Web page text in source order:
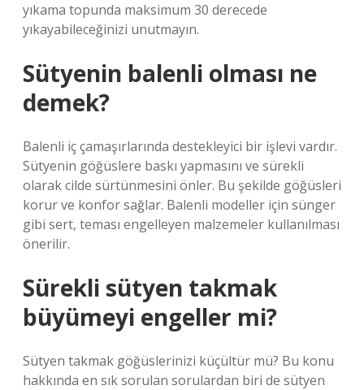
yıkama topunda maksimum 30 derecede
yıkayabileceğinizi unutmayın.
Sütyenin balenli olması ne
demek?
Balenli iç çamaşırlarında destekleyici bir işlevi vardır.
Sütyenin göğüslere baskı yapmasını ve sürekli
olarak cilde sürtünmesini önler. Bu şekilde göğüsleri
korur ve konfor sağlar. Balenli modeller için sünger
gibi sert, teması engelleyen malzemeler kullanılması
önerilir.
Sürekli sütyen takmak
büyümeyi engeller mi?
Sütyen takmak göğüslerinizi küçültür mü? Bu konu
hakkında en sık sorulan sorulardan biri de sütyen